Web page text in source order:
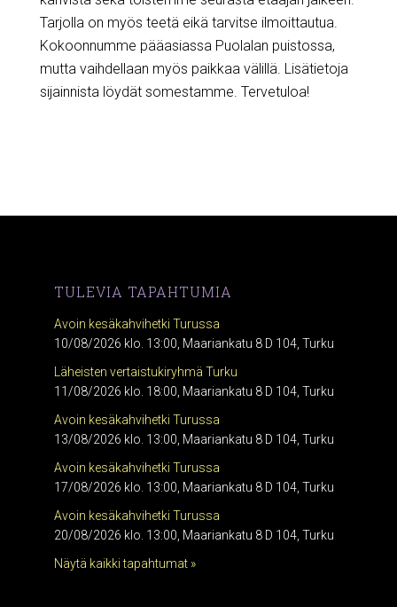
Tarjolla on myös teetä eikä tarvitse ilmoittautua.
Kokoonnumme pääasiassa Puolalan puistossa,
mutta vaihdellaan myös paikkaa välillä. Lisätietoja
sijainnista löydät somestamme. Tervetuloa!
TULEVIA TAPAHTUMIA
Avoin kesäkahvihetki Turussa
10/08/2026 klo. 13:00, Maariankatu 8 D 104, Turku
Läheisten vertaistukiryhmä Turku
11/08/2026 klo. 18:00, Maariankatu 8 D 104, Turku
Avoin kesäkahvihetki Turussa
13/08/2026 klo. 13:00, Maariankatu 8 D 104, Turku
Avoin kesäkahvihetki Turussa
17/08/2026 klo. 13:00, Maariankatu 8 D 104, Turku
Avoin kesäkahvihetki Turussa
20/08/2026 klo. 13:00, Maariankatu 8 D 104, Turku
Näytä kaikki tapahtumat »